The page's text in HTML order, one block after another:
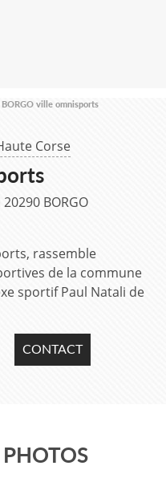
Corse
20290 BORGO
rassemble
de la commune
sportif Paul Natali de
CONTACT
BORGO ville omnisports